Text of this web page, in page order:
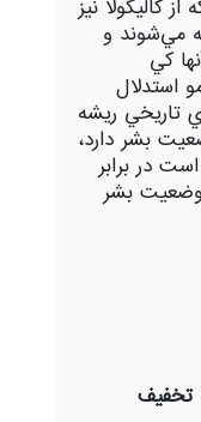
كاليگولا نيز
مي‌شوند و
كي
استدلال
تاريخي ريشه
بشر دارد،
در برابر
بشر